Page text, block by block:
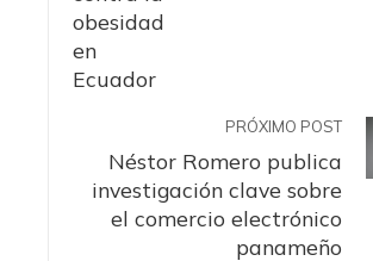
PRÓXIMO POST
Néstor Romero publica
investigación clave sobre
el comercio electrónico
panameño